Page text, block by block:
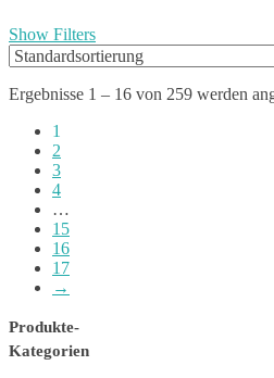
Show Filters
Ergebnisse 1 – 16 von 259 werden
1
2
3
4
…
15
16
17
→
Produkte-
Kategorien